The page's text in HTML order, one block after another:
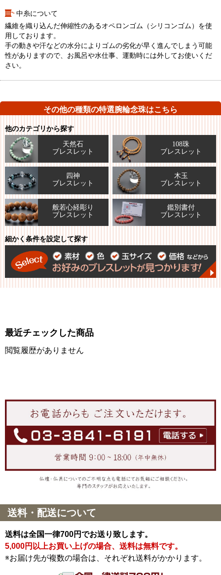
中糸について
繊維を織り込んだ伸縮性のあるオペロンゴム（シリコンゴム）を使
用しております。
手の動きや汗などの水分によりゴムの劣化が早く進んでしまう可能
性がありますので、お風呂や水仕事、運動時には外してお使いくだ
さい。
その他の種類の特選腕輪念珠はこちら
他のカテゴリから探す
天然石
ブレスレット
108珠
ブレスレット
四神
ブレスレット
木玉
ブレスレット
般若心経彫り
ブレスレット
鑑別書付
ブレスレット
細かく条件を設定して探す
最近チェックした商品
閲覧履歴がありません
送料・配送について
送料は全国一律700円でお送り致します。
5,000円以上お買い上げの場合、送料は無料です。
※お届け先が複数の場合は、それぞれ送料がかかります。